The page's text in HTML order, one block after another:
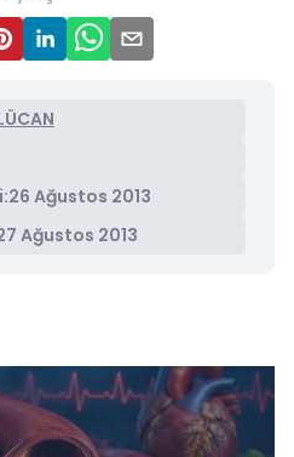
26 Ağustos 2013
Ağustos 2013